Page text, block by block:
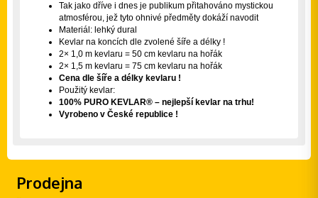
Tak jako dříve i dnes je publikum přitahováno mystickou
atmosférou, jež tyto ohnivé předměty dokáží navodit
Materiál: lehký dural
Kevlar na koncích dle zvolené šíře a délky !
2× 1,0 m kevlaru = 50 cm kevlaru na hořák
2× 1,5 m kevlaru = 75 cm kevlaru na hořák
Cena dle šíře a délky kevlaru !
Použitý kevlar:
100% PURO KEVLAR® – nejlepší kevlar na trhu!
Vyrobeno v České republice !
Prodejna